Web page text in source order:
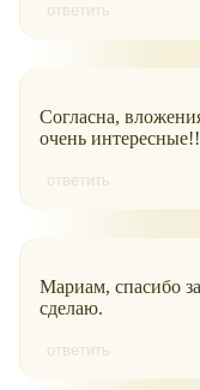
ответить
Согласна,
очень
ответить
Мариам, спасибо
сделаю.
ответить